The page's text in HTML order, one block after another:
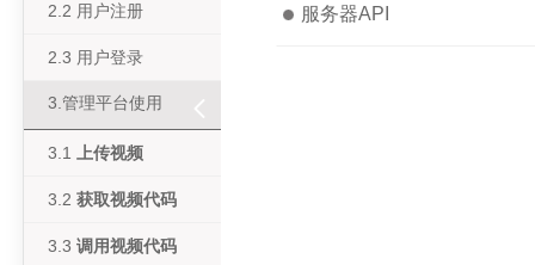
2.2 用户注册
2.3 用户登录
3.管理平台使用
3.1 上传视频
3.2 获取视频代码
3.3 调用视频代码
服务器API